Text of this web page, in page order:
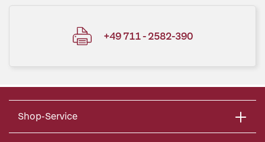
+49 711 - 2582-390
Shop-Service